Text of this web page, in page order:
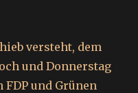
versteht, dem
und Donnerstag
FDP und Grünen